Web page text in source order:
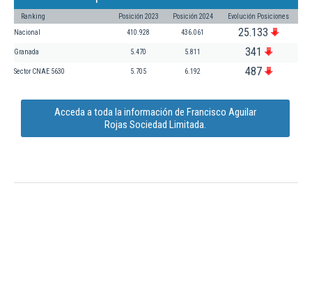
Ranking Posición 2023 Posición 2024 Evolución Posiciones
Nacional 410.928 436.061 25.133
Granada 5.470 5.811 341
Sector CNAE 5630 5.705 6.192 487
Acceda a toda la información de Francisco Aguilar
Rojas Sociedad Limitada.